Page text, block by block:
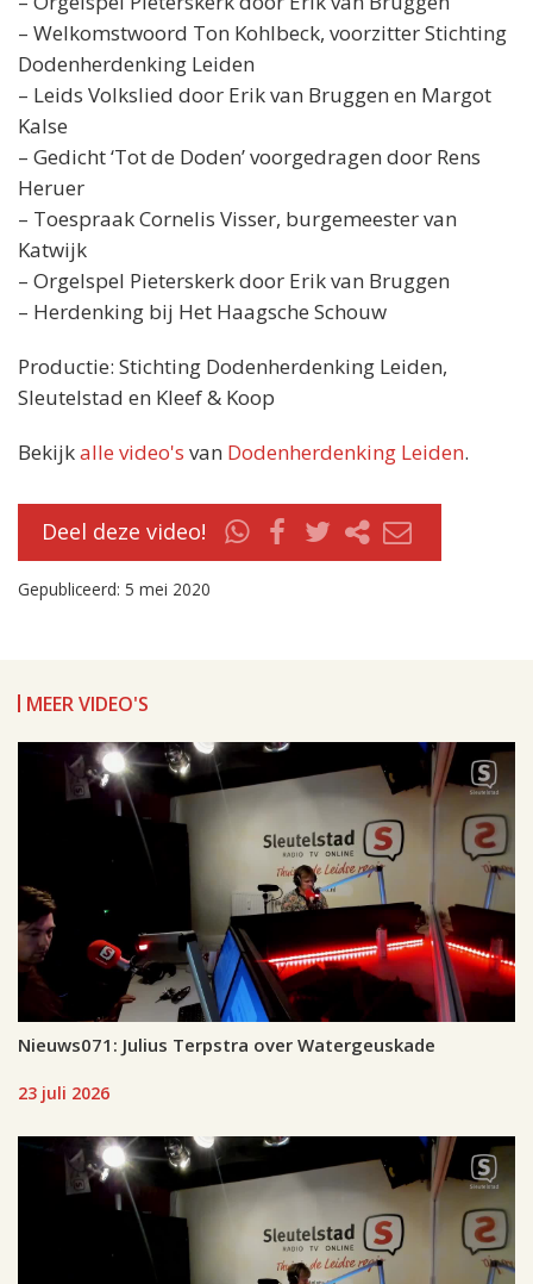
– Welkomstwoord Ton Kohlbeck, voorzitter Stichting
Dodenherdenking Leiden
– Leids Volkslied door Erik van Bruggen en Margot
Kalse
– Gedicht ‘Tot de Doden’ voorgedragen door Rens
Heruer
– Toespraak Cornelis Visser, burgemeester van
Katwijk
– Orgelspel Pieterskerk door Erik van Bruggen
– Herdenking bij Het Haagsche Schouw
Productie: Stichting Dodenherdenking Leiden,
Sleutelstad en Kleef & Koop
Bekijkalle video's van Dodenherdenking Leiden.
Deel deze video!
Gepubliceerd: 5 mei 2020
MEER VIDEO'S
Nieuws071: Julius Terpstra over Watergeuskade
23 juli 2026